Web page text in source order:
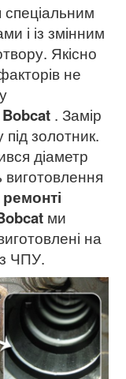
і із змінним
Якісно
не
Bobcat . Замір
золотник.
діаметр
виготовлення
ремонті
ми
на
ЧПУ.